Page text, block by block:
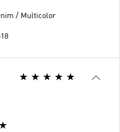
/ Multicolor